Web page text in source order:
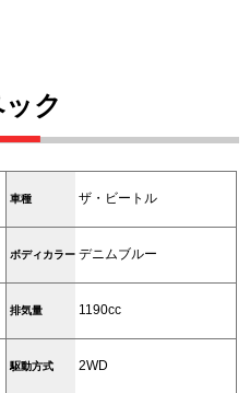
ク
車種 ザ・ビートル
ボディカラー デニムブルー
排気量 1190cc
駆動方式 2WD